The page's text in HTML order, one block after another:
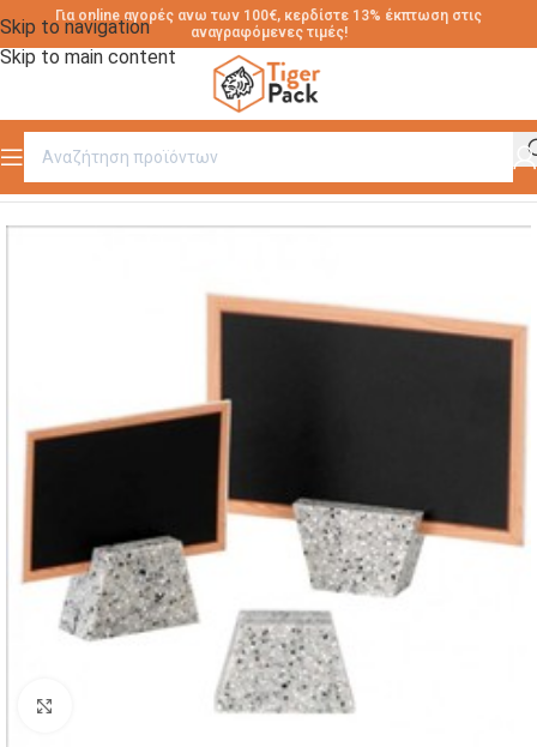
Skip to navigation
Skip to main content
Για online αγορές ανω των 100€, κερδίστε 13% έκπτωση στις
αναγραφόμενες τιμές!
Αρχική σελίδα / ΕΙΔΗ ΣΗΜΑΝΣΗΣ